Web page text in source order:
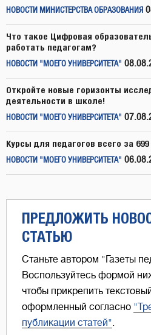
НОВОСТИ МИНИСТЕРСТВА ОБРАЗОВАНИЯ
Что такое Цифровая
работать педагогам?
НОВОСТИ "МОЕГО УНИВЕРСИТЕТА"
Откройте новые горизонты
деятельности в школе!
НОВОСТИ "МОЕГО УНИВЕРСИТЕТА"
Курсы для педагогов всего за
НОВОСТИ "МОЕГО УНИВЕРСИТЕТА"
ПРЕДЛОЖИТЬ
СТАТЬЮ
Станьте автором "Газеты
Воспользуйтесь формой
чтобы прикрепить
оформленный согласно
публикации статей".